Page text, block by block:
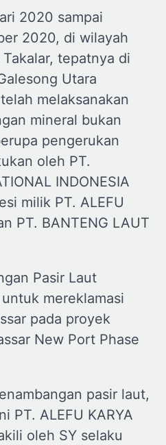
2020 sampai
2020, di wilayah
tepatnya di
Utara
melaksanakan
mineral bukan
pengerukan
oleh PT.
INDONESIA
milik PT. ALEFU
PT. BANTENG LAUT
Pasir Laut
mereklamasi
pada proyek
New Port Phase
pasir laut,
PT. ALEFU KARYA
oleh SY selaku